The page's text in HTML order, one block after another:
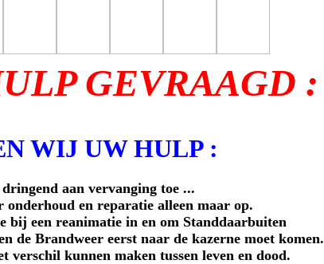
GEVRAAGD :
WIJ UW HULP :
aan vervanging toe ...
onderhoud en reparatie alleen maar op.
een reanimatie in en om Standdaarbuiten
de Brandweer eerst naar de kazerne moet komen.
verschil kunnen maken tussen leven en dood.